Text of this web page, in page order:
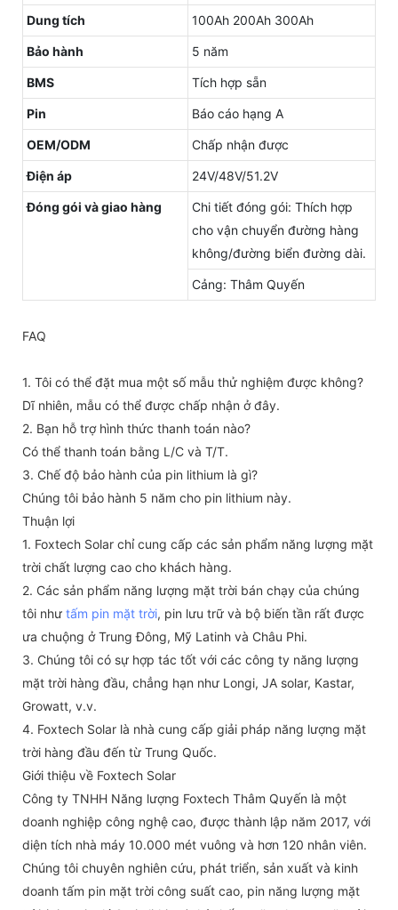
Dung tích 100Ah 200Ah 300Ah
Bảo hành 5 năm
BMS Tích hợp sẵn
Pin Báo cáo hạng A
OEM/ODM Chấp nhận được
Điện áp 24V/48V/51.2V
Đóng gói và giao hàng
Chi tiết đóng gói: Thích hợp
cho vận chuyển đường hàng
không/đường biển đường dài.
Cảng: Thâm Quyến
FAQ
1. Tôi có thể đặt mua một số mẫu thử nghiệm được không?
Dĩ nhiên, mẫu có thể được chấp nhận ở đây.
2. Bạn hỗ trợ hình thức thanh toán nào?
Có thể thanh toán bằng L/C và T/T.
3. Chế độ bảo hành của pin lithium là gì?
Chúng tôi bảo hành 5 năm cho pin lithium này.
Thuận lợi
1. Foxtech Solar chỉ cung cấp các sản phẩm năng lượng mặt
trời chất lượng cao cho khách hàng.
2. Các sản phẩm năng lượng mặt trời bán chạy của chúng
tôi như tấm pin mặt trời, pin lưu trữ và bộ biến tần rất được
ưa chuộng ở Trung Đông, Mỹ Latinh và Châu Phi.
3. Chúng tôi có sự hợp tác tốt với các công ty năng lượng
mặt trời hàng đầu, chẳng hạn như Longi, JA solar, Kastar,
Growatt, v.v.
4. Foxtech Solar là nhà cung cấp giải pháp năng lượng mặt
trời hàng đầu đến từ Trung Quốc.
Giới thiệu về Foxtech Solar
Công ty TNHH Năng lượng Foxtech Thâm Quyến là một
doanh nghiệp công nghệ cao, được thành lập năm 2017, với
diện tích nhà máy 10.000 mét vuông và hơn 120 nhân viên.
Chúng tôi chuyên nghiên cứu, phát triển, sản xuất và kinh
doanh tấm pin mặt trời công suất cao, pin năng lượng mặt